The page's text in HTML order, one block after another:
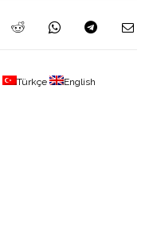
Türkçe English